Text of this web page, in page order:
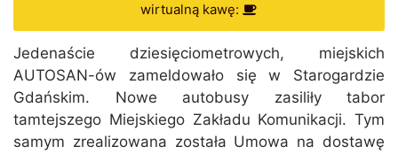
wirtualną kawę:
Jedenaście dziesięciometrowych, miejskich
AUTOSAN-ów zameldowało się w Starogardzie
Gdańskim. Nowe autobusy zasiliły tabor
tamtejszego Miejskiego Zakładu Komunikacji. Tym
samym zrealizowana została Umowa na dostawę